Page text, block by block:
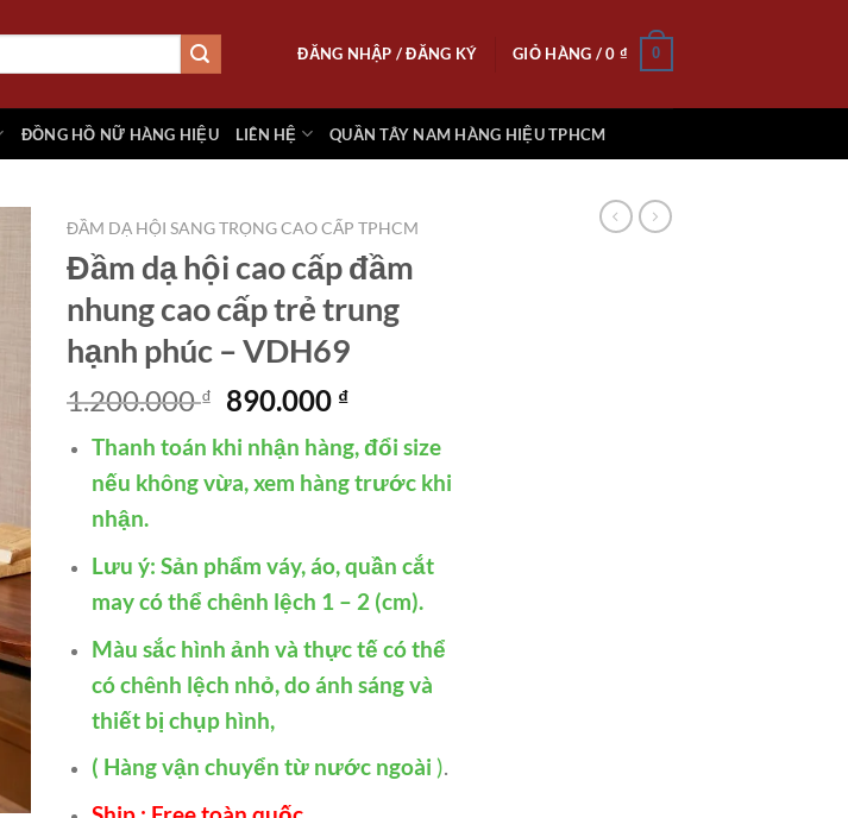
ĐĂNG NHẬP / ĐĂNG KÝ GIỎ HÀNG /0 ₫ 0
ĐỒNG HỒ NỮ HÀNG HIỆU LIÊN HỆ QUẦN TÂY NAM HÀNG HIỆU TPHCM
ĐẦM DẠ HỘI SANG TRỌNG CAO CẤP TPHCM
Đầm dạ hội cao cấp đầm
nhung cao cấp trẻ trung
hạnh phúc – VDH69
1.200.000₫
Giá
là:
1.200.000 ₫.
890.000 ₫Giá
tại
là:
Thanh toán khi nhận hàng, đổi size
nếu không vừa, xem hàng trước khi
nhận.
Lưu ý: Sản phẩm váy, áo, quần cắt
may có thể chênh lệch 1 – 2 (cm).
Màu sắc hình ảnh và thực tế có thể
có chênh lệch nhỏ, do ánh sáng và
thiết bị chụp hình,
( Hàng vận chuyển từ nước ngoài ).